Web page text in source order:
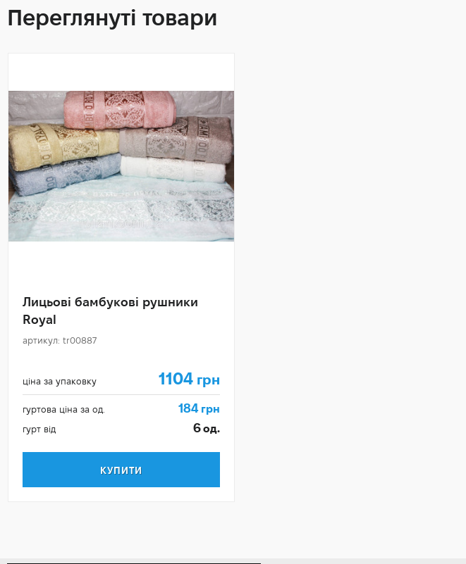
Переглянуті товари
Лицьові бамбукові рушники
Royal
артикул: tr00887
ціна за упаковку 1104 грн
гуртова ціна за од. 184 грн
гурт від 6од.
КУПИТИ